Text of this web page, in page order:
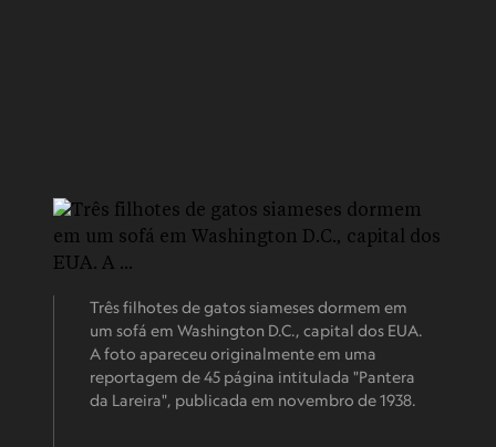
Três filhotes de gatos siameses dormem em
um sofá em Washington D.C., capital dos EUA.
A foto apareceu originalmente em uma
reportagem de 45 página intitulada "Pantera
da Lareira", publicada em novembro de 1938.